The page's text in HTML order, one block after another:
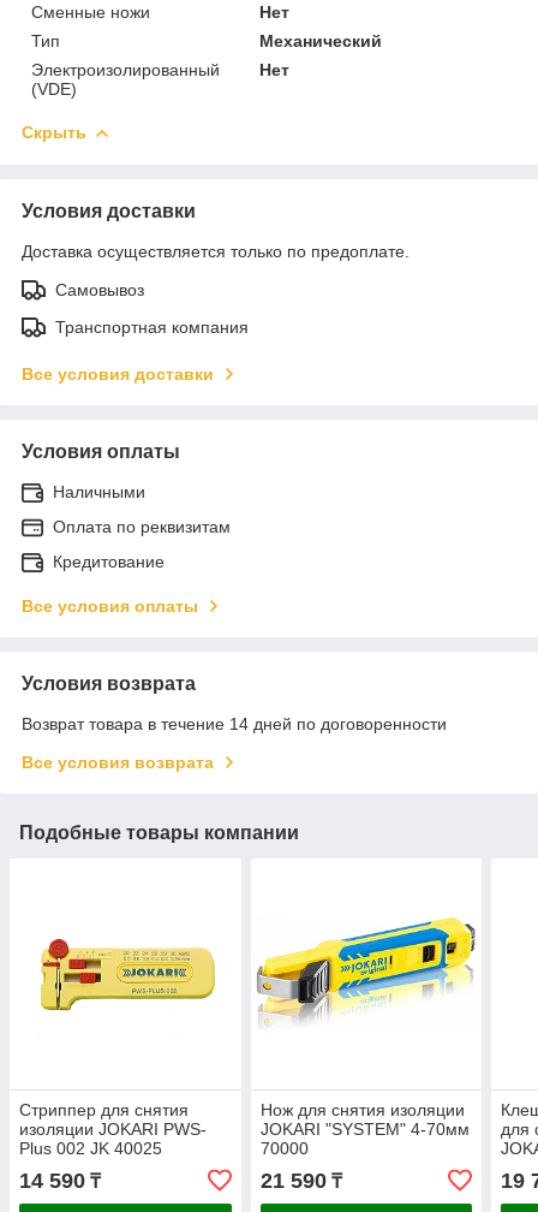
Сменные ножи
Нет
Тип
Механический
Электроизолированный
(VDE)
Нет
Скрыть
Условия доставки
Доставка осуществляется только по предоплате.
Самовывоз
Транспортная компания
Все условия доставки
Условия оплаты
Наличными
Оплата по реквизитам
Кредитование
Все условия оплаты
Условия возврата
Возврат товара в течение 14 дней по договоренности
Все условия возврата
Подобные товары компании
Стриппер для снятия
изоляции JOKARI PWS-
Plus 002 JK 40025
14 590 ₸
Нож для снятия изоляции
JOKARI "SYSTEM" 4-70мм
70000
21 590₸
для
19